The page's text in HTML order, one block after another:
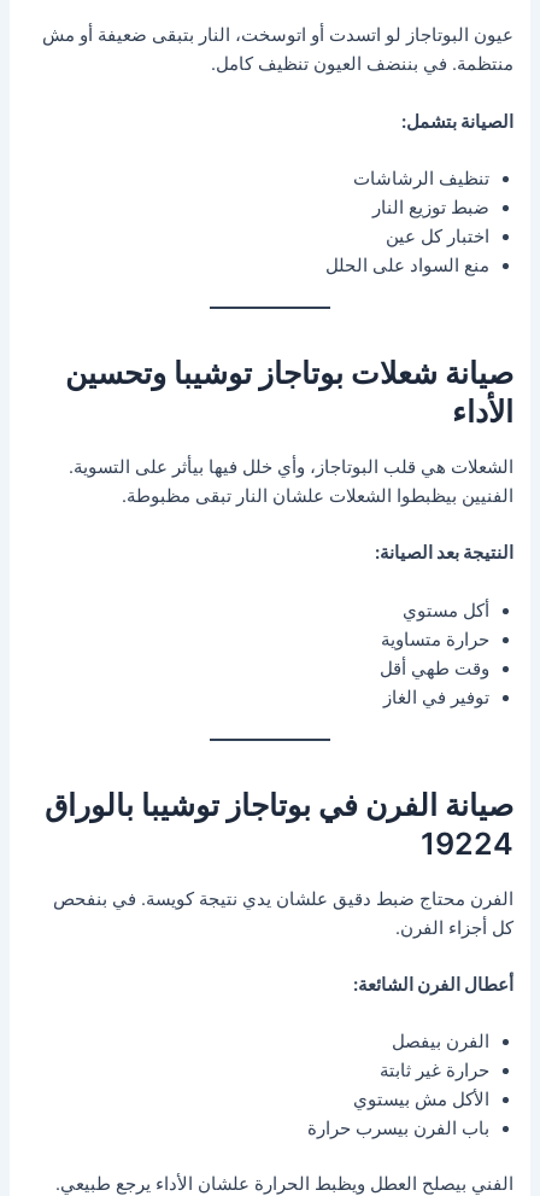
عيون البوتاجاز لو اتسدت أو اتوسخت، النار بتبقى ضعيفة أو مش
منتظمة. في بننضف العيون تنظيف كامل.
الصيانة بتشمل:
تنظيف الرشاشات
ضبط توزيع النار
اختبار كل عين
منع السواد على الحلل
صيانة شعلات بوتاجاز توشيبا وتحسين
الأداء
الشعلات هي قلب البوتاجاز، وأي خلل فيها بيأثر على التسوية.
الفنيين بيظبطوا الشعلات علشان النار تبقى مظبوطة.
النتيجة بعد الصيانة:
أكل مستوي
حرارة متساوية
وقت طهي أقل
توفير في الغاز
صيانة الفرن في بوتاجاز توشيبا بالوراق
19224
الفرن محتاج ضبط دقيق علشان يدي نتيجة كويسة. في بنفحص
كل أجزاء الفرن.
أعطال الفرن الشائعة:
الفرن بيفصل
حرارة غير ثابتة
الأكل مش بيستوي
باب الفرن بيسرب حرارة
الفني بيصلح العطل ويظبط الحرارة علشان الأداء يرجع طبيعي.